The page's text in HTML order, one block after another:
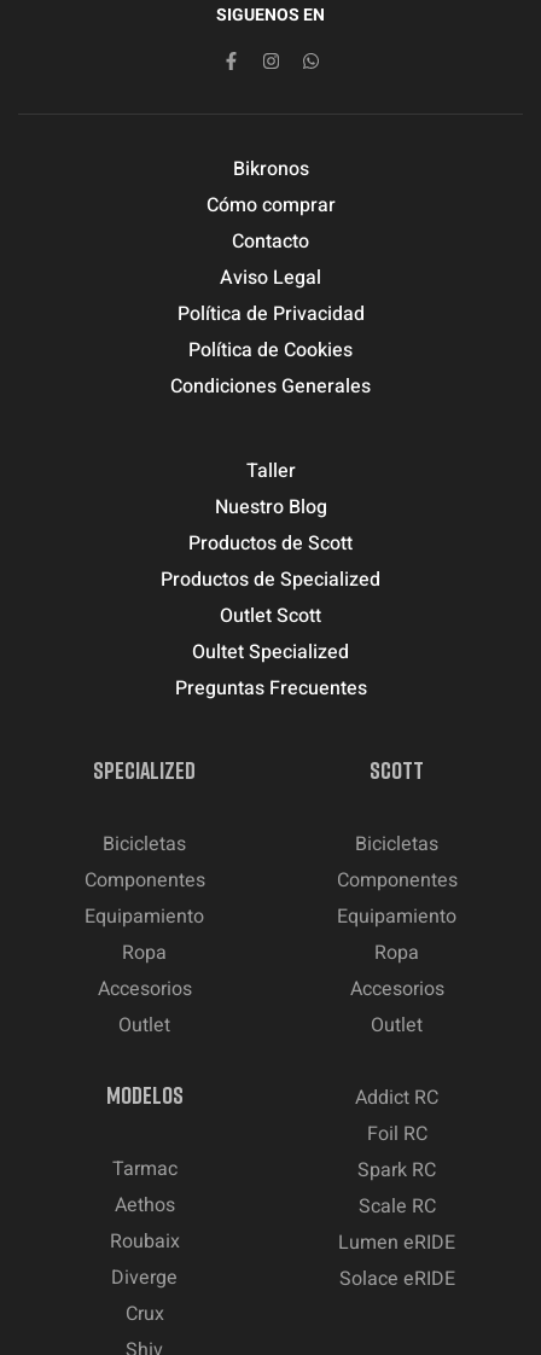
SIGUENOS EN
Bikronos
Cómo comprar
Contacto
Aviso Legal
Política de Privacidad
Política de Cookies
Condiciones Generales
Taller
Nuestro Blog
Productos de Scott
Productos de Specialized
Outlet Scott
Oultet Specialized
Preguntas Frecuentes
SPECIALIZED
Bicicletas
Componentes
Equipamiento
Ropa
Accesorios
Outlet
SCOTT
Bicicletas
Componentes
Equipamiento
Ropa
Accesorios
Outlet
MODELOS
Tarmac
Aethos
Roubaix
Diverge
Crux
Addict RC
Foil RC
Spark RC
Scale RC
Lumen eRIDE
Solace eRIDE